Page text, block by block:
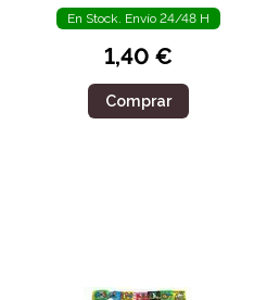
En Stock. Envío 24/48 H
1,40 €
Comprar